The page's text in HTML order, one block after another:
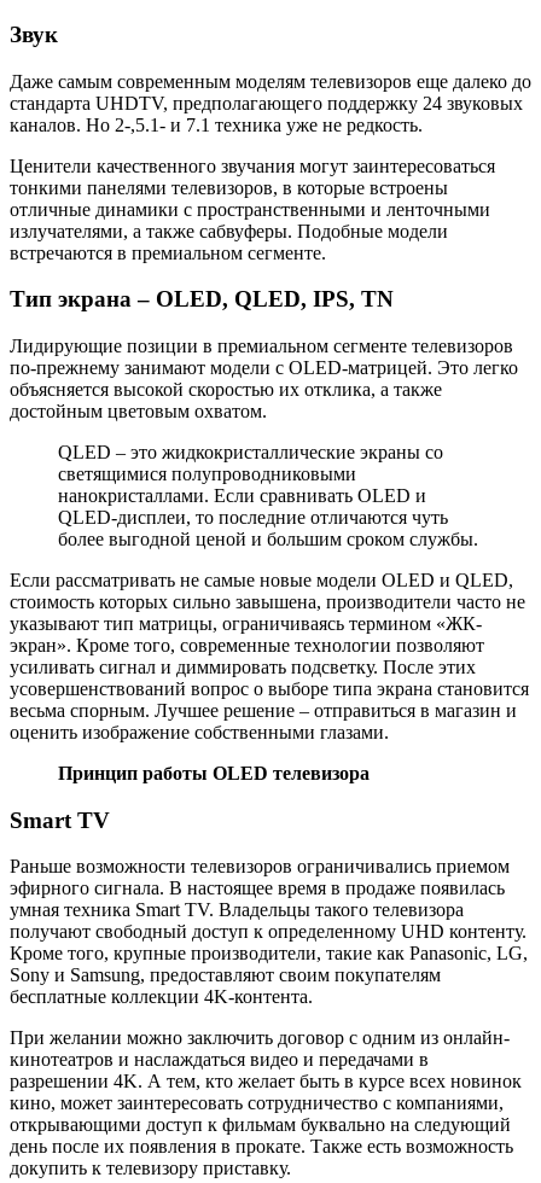
Звук
Даже самым современным моделям телевизоров еще далеко до
стандарта UHDTV, предполагающего поддержку 24 звуковых
каналов. Но 2-,5.1- и 7.1 техника уже не редкость.
Ценители качественного звучания могут заинтересоваться
тонкими панелями телевизоров, в которые встроены
отличные динамики с пространственными и ленточными
излучателями, а также сабвуферы. Подобные модели
встречаются в премиальном сегменте.
Тип экрана – OLED, QLED, IPS, TN
Лидирующие позиции в премиальном сегменте телевизоров
по-прежнему занимают модели с OLED-матрицей. Это легко
объясняется высокой скоростью их отклика, а также
достойным цветовым охватом.
QLED – это жидкокристаллические экраны со
светящимися полупроводниковыми
нанокристаллами. Если сравнивать OLED и
QLED-дисплеи, то последние отличаются чуть
более выгодной ценой и большим сроком службы.
Если рассматривать не самые новые модели OLED и QLED,
стоимость которых сильно завышена, производители часто не
указывают тип матрицы, ограничиваясь термином «ЖК-
экран». Кроме того, современные технологии позволяют
усиливать сигнал и диммировать подсветку. После этих
усовершенствований вопрос о выборе типа экрана становится
весьма спорным. Лучшее решение – отправиться в магазин и
оценить изображение собственными глазами.
Принцип работы OLED телевизора
Smart TV
Раньше возможности телевизоров ограничивались приемом
эфирного сигнала. В настоящее время в продаже появилась
умная техника Smart TV. Владельцы такого телевизора
получают свободный доступ к определенному UHD контенту.
Кроме того, крупные производители, такие как Panasonic, LG,
Sony и Samsung, предоставляют своим покупателям
бесплатные коллекции 4K-контента.
При желании можно заключить договор с одним из онлайн-
кинотеатров и наслаждаться видео и передачами в
разрешении 4K. А тем, кто желает быть в курсе всех новинок
кино, может заинтересовать сотрудничество с компаниями,
открывающими доступ к фильмам буквально на следующий
день после их появления в прокате. Также есть возможность
докупить к телевизору приставку.